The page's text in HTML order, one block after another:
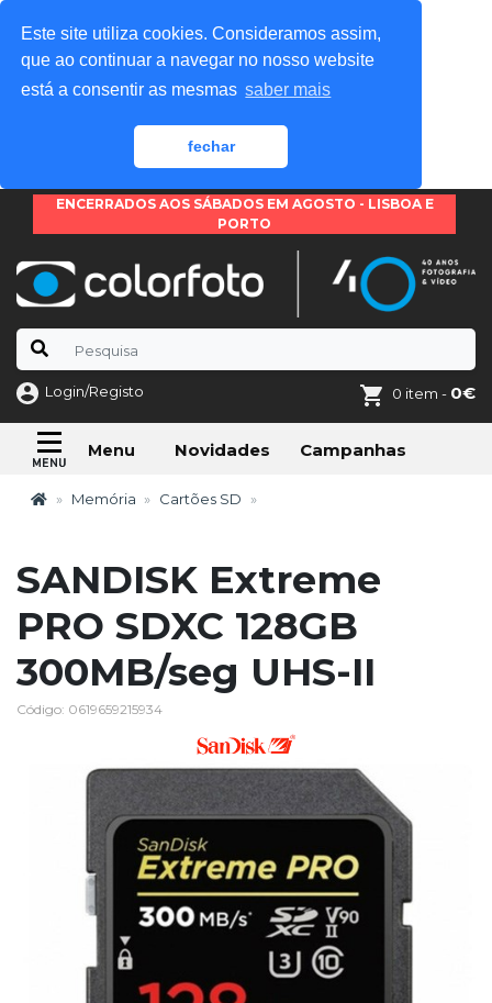
Este site utiliza cookies. Consideramos assim,
que ao continuar a navegar no nosso website
está a consentir as mesmas saber mais
fechar
ENCERRADOS AOS SÁBADOS EM AGOSTO - LISBOA E
PORTO
Login/Registo 0 item - 0€
Menu Novidades Campanhas
Memória Cartões SD
SANDISK Extreme
PRO SDXC 128GB
300MB/seg UHS-II
Código: 0619659215934